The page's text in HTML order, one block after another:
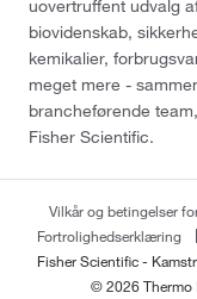
uovertruffent udvalg
biovidenskab,
kemikalier,
meget mere -
brancheførende
Fisher Scientific.
Vilkår og betingelser
Fortrolighedserklæring
Fisher Scientific -
© 2026 Thermo